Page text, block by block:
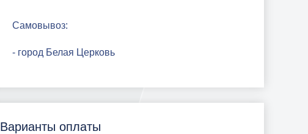
Самовывоз:
- город Белая Церковь
Варианты оплаты